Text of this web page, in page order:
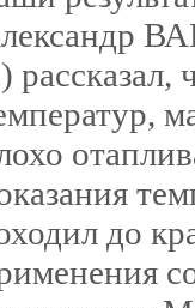
рассказал,
до